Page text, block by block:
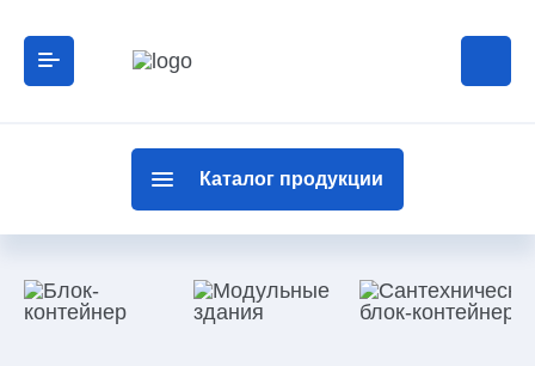
Каталог продукции